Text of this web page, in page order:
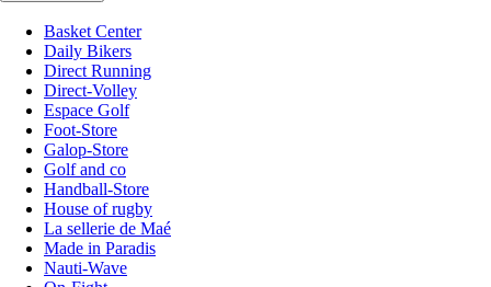
Basket Center
Daily Bikers
Direct Running
Direct-Volley
Espace Golf
Foot-Store
Galop-Store
Golf and co
Handball-Store
House of rugby
La sellerie de Maé
Made in Paradis
Nauti-Wave